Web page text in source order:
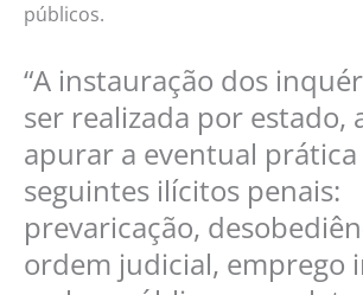
públicos.
“A instauração dos
ser realizada por estado,
apurar a eventual
seguintes ilícitos penais:
prevaricação,
ordem judicial, emprego